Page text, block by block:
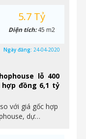
lỗ 400
đồng 6,1 tỷ
với giá gốc hợp
dự…
5.7 Tỷ
Diện tích:45 m2
Ngày đăng: 24-04-2020